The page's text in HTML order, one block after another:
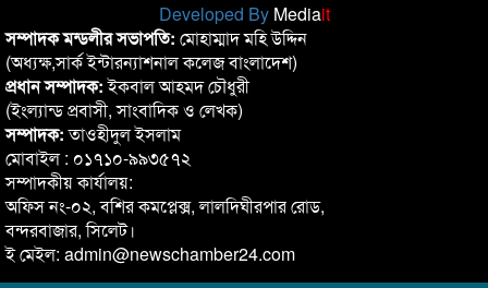
Developed By Mediait
সম্পাদক মন্ডলীর সভাপতি: মোহাম্মাদ মহি উদ্দিন
(অধ্যক্ষ,সার্ক ইন্টারন্যাশনাল কলেজ বাংলাদেশ)
প্রধান সম্পাদক:ইকবাল আহমদ চৌধুরী
(ইংল্যান্ড প্রবাসী, সাংবাদিক ও লেখক)
সম্পাদক:তাওহীদুল ইসলাম
মোবাইল : ০১৭১০-৯৯৩৫৭২
সম্পাদকীয় কার্যালয়:
অফিস নং-০২, বশির কমপ্লেক্স, লালদিঘীরপার রোড,
বন্দরবাজার, সিলেট।
ই মেইল: admin@newschamber24.com